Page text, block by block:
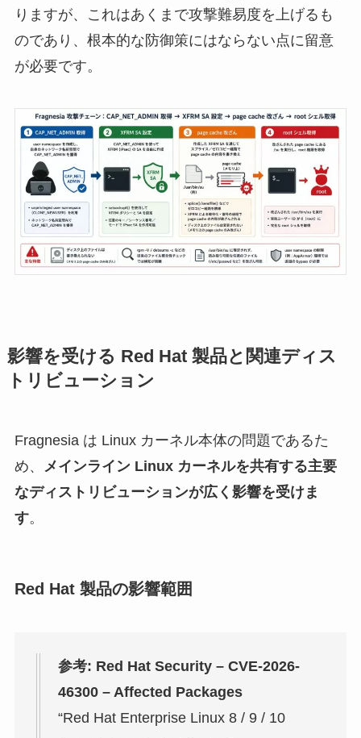
りますが、これはあくまで攻撃難易度を上げるも
のであり、根本的な防御策にはならない点に留意
が必要です。
影響を受ける Red Hat 製品と関連ディス
トリビューション
Fragnesia は Linux カーネル本体の問題であるた
め、
メインライン Linux カーネルを共有する主要
なディストリビューションが広く影響を受けま
す。
Red Hat 製品の影響範囲
参考: Red Hat Security – CVE-2026-
46300 – Affected Packages
“Red Hat Enterprise Linux 8 / 9 / 10